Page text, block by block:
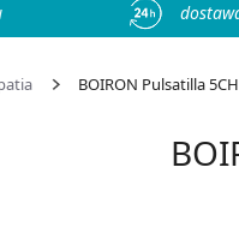
BOIRON Pulsatilla